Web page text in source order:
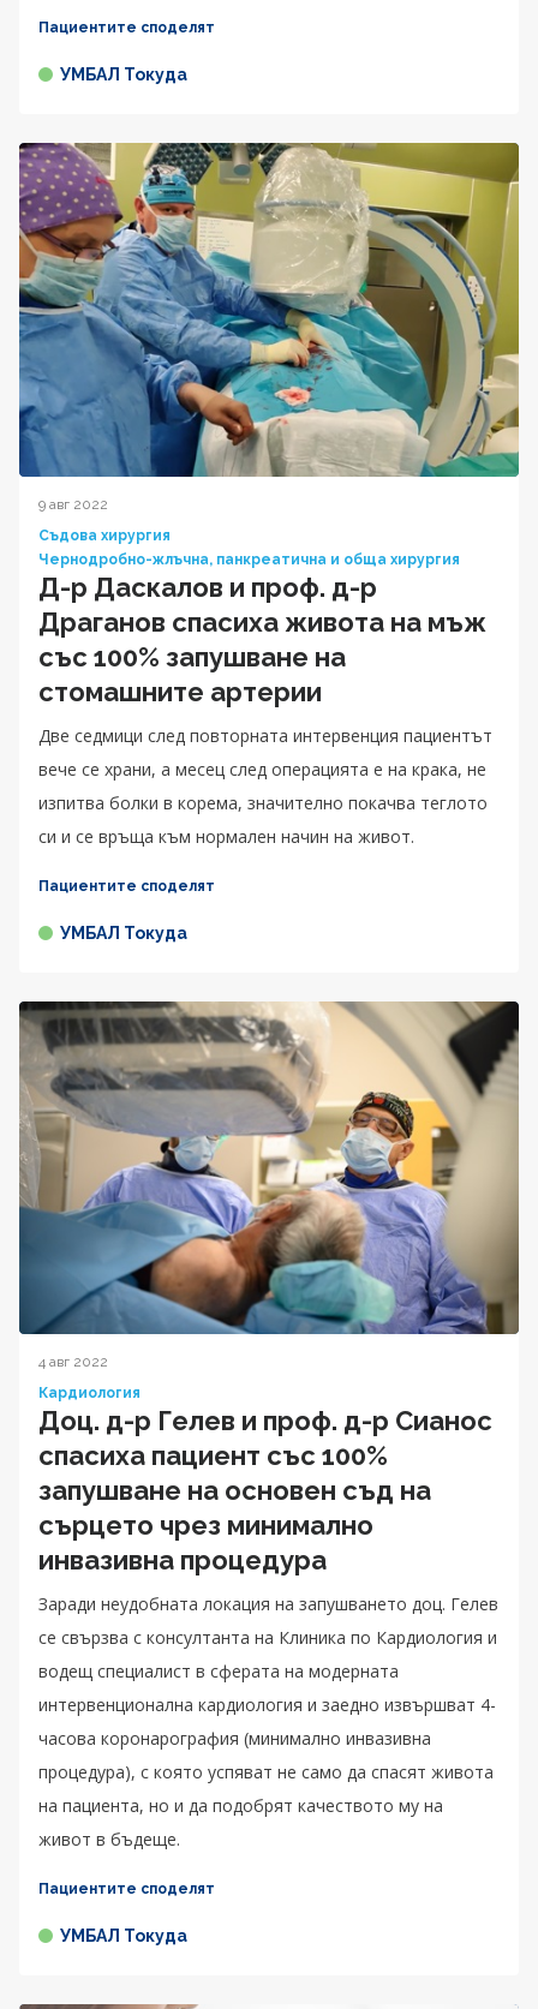
Пациентите споделят
УМБАЛ Токуда
9 авг 2022
Съдова хирургия
Чернодробно-жлъчна, панкреатична и обща хирургия
Д-р Даскалов и проф. д-р
Драганов спасиха живота на мъж
със 100% запушване на
стомашните артерии
Две седмици след повторната интервенция пациентът
вече се храни, а месец след операцията е на крака, не
изпитва болки в корема, значително покачва теглото
си и се връща към нормален начин на живот.
Пациентите споделят
УМБАЛ Токуда
4 авг 2022
Кардиология
Доц. д-р Гелев и проф. д-р Сианос
спасиха пациент със 100%
запушване на основен съд на
сърцето чрез минимално
инвазивна процедура
Заради неудобната локация на запушването доц. Гелев
се свързва с консултанта на Клиника по Кардиология и
водещ специалист в сферата на модерната
интервенционална кардиология и заедно извършват 4-
часова коронарография (минимално инвазивна
процедура), с която успяват не само да спасят живота
на пациента, но и да подобрят качеството му на
живот в бъдеще.
Пациентите споделят
УМБАЛ Токуда